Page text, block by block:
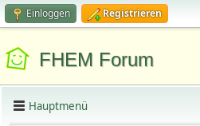
Einloggen Registrieren
FHEM Forum
Hauptmenü